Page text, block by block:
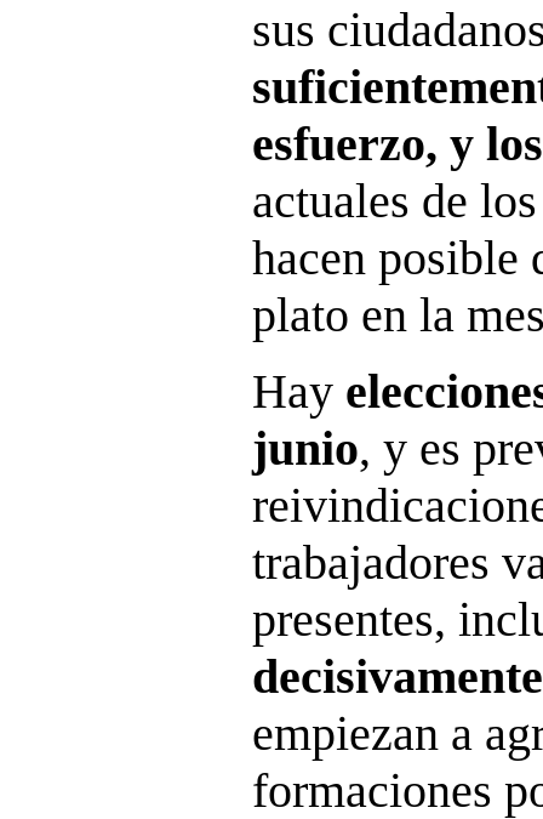
sus
esfuerzo, y
actuales de
hacen posible
plato en la
Hay
junio, y es
trabajadores
presentes,
empiezan a
formaciones